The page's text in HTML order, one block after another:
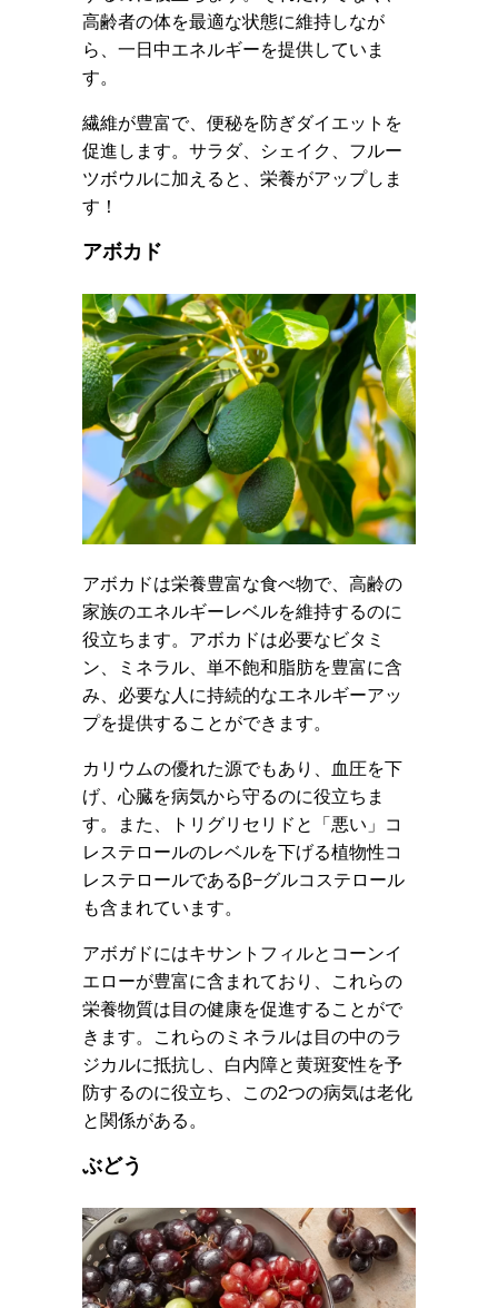
高齢者の体を最適な状態に維持しなが
ら、一日中エネルギーを提供していま
す。
繊維が豊富で、便秘を防ぎダイエットを
促進します。サラダ、シェイク、フルー
ツボウルに加えると、栄養がアップしま
す！
アボカド
アボカドは栄養豊富な食べ物で、高齢の
家族のエネルギーレベルを維持するのに
役立ちます。アボカドは必要なビタミ
ン、ミネラル、単不飽和脂肪を豊富に含
み、必要な人に持続的なエネルギーアッ
プを提供することができます。
カリウムの優れた源でもあり、血圧を下
げ、心臓を病気から守るのに役立ちま
す。また、トリグリセリドと「悪い」コ
レステロールのレベルを下げる植物性コ
レステロールであるβ−グルコステロール
も含まれています。
アボガドにはキサントフィルとコーンイ
エローが豊富に含まれており、これらの
栄養物質は目の健康を促進することがで
きます。これらのミネラルは目の中のラ
ジカルに抵抗し、白内障と黄斑変性を予
防するのに役立ち、この2つの病気は老化
と関係がある。
ぶどう